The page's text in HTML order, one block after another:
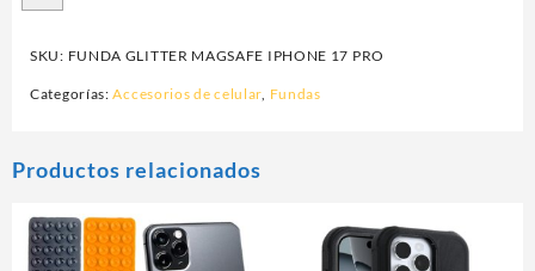
SKU: FUNDA GLITTER MAGSAFE IPHONE 17 PRO
Categorías:Accesorios de celular, Fundas
Productos relacionados